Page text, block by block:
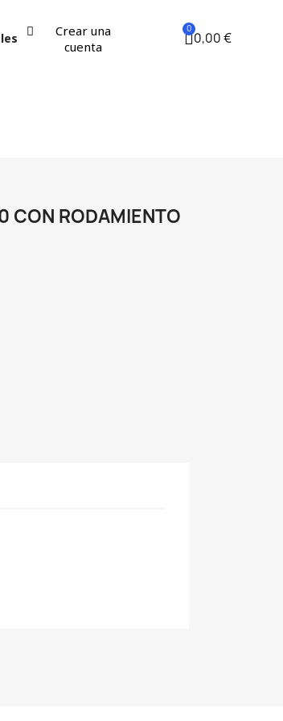
Crear una
cuenta
0,00 €
CON RODAMIENTO